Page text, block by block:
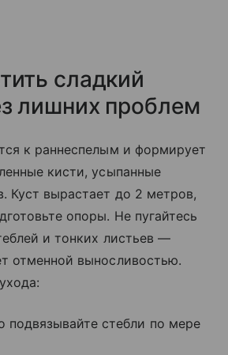
сладкий
лишних проблем
к раннеспелым и формирует
кисти, усыпанные
Куст вырастает до 2 метров,
опоры. Не пугайтесь
и тонких листьев —
отменной выносливостью.
подвязывайте стебли по мере